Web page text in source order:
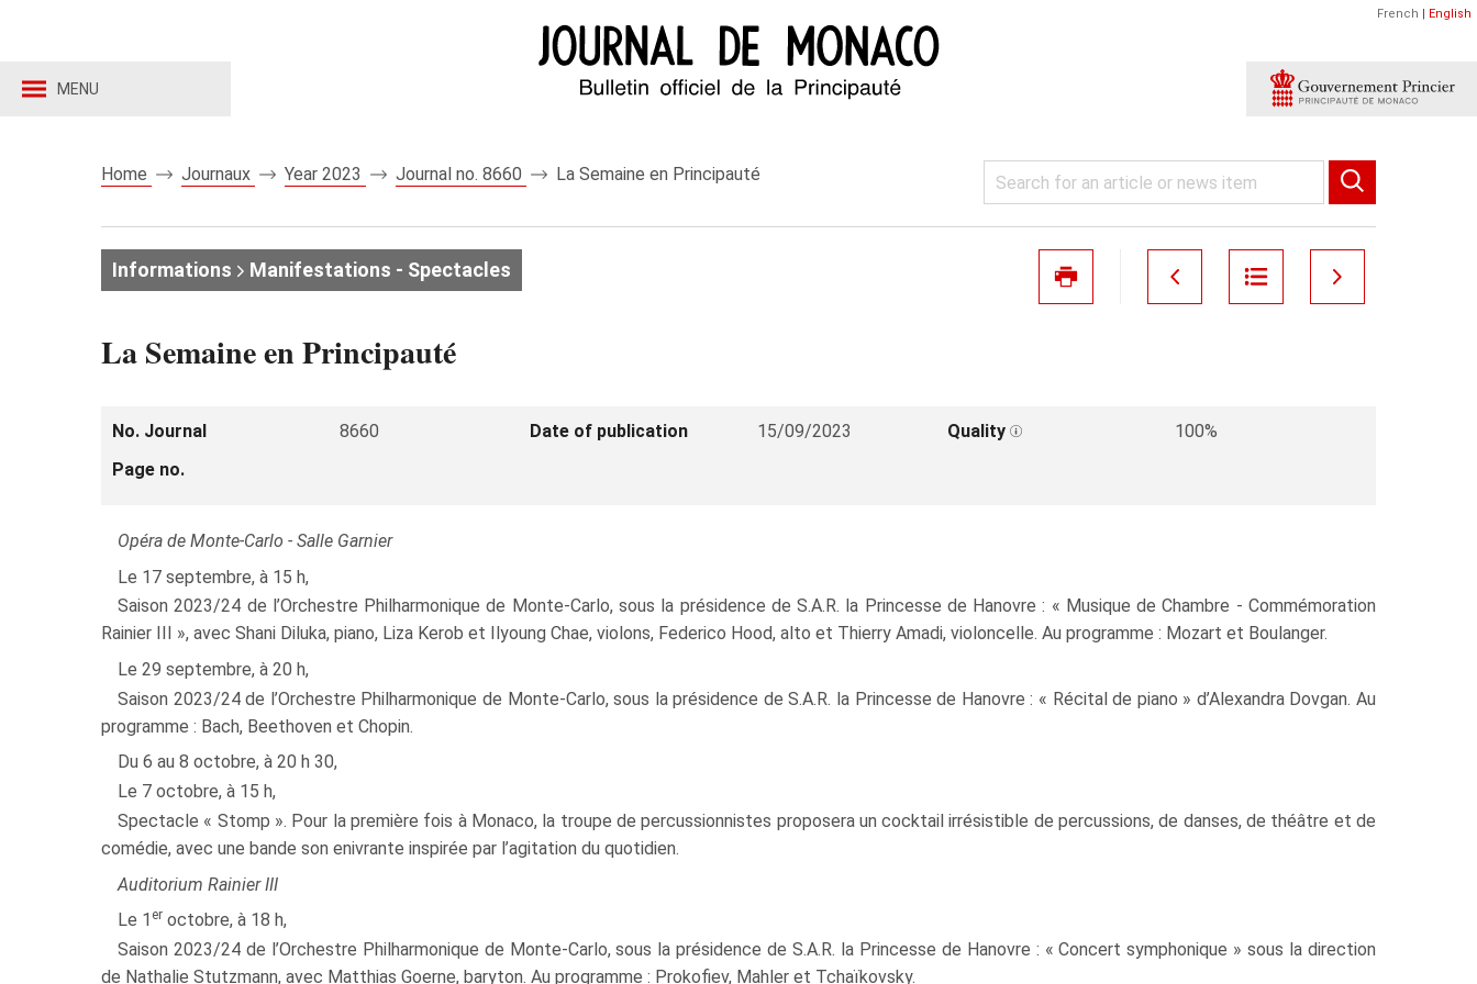
MENU
French | English
Home Journaux Year 2023 Journal no. 8660 La Semaine en Principauté
Informations Manifestations - Spectacles
La Semaine en Principauté
No. Journal 8660 Date of publication 15/09/2023 Quality
100%
Page no.
Opéra de Monte-Carlo - Salle Garnier
Le 17 septembre, à 15 h,
Saison 2023/24 de l’Orchestre Philharmonique de Monte‑Carlo, sous la présidence de S.A.R. la Princesse de Hanovre : « Musique de Chambre - Commémoration
Rainier III », avec Shani Diluka, piano, Liza Kerob et Ilyoung Chae, violons, Federico Hood, alto et Thierry Amadi, violoncelle. Au programme : Mozart et Boulanger.
Le 29 septembre, à 20 h,
Saison 2023/24 de l’Orchestre Philharmonique de Monte‑Carlo, sous la présidence de S.A.R. la Princesse de Hanovre : « Récital de piano » d’Alexandra Dovgan. Au
programme : Bach, Beethoven et Chopin.
Du 6 au 8 octobre, à 20 h 30,
Le 7 octobre, à 15 h,
Spectacle « Stomp ». Pour la première fois à Monaco, la troupe de percussionnistes proposera un cocktail irrésistible de percussions, de danses, de théâtre et de
comédie, avec une bande son enivrante inspirée par l’agitation du quotidien.
Auditorium Rainier III
Le 1 er octobre, à 18 h,
Saison 2023/24 de l’Orchestre Philharmonique de Monte‑Carlo, sous la présidence de S.A.R. la Princesse de Hanovre : « Concert symphonique » sous la direction
de Nathalie Stutzmann, avec Matthias Goerne, baryton. Au programme : Prokofiev, Mahler et Tchaïkovsky.